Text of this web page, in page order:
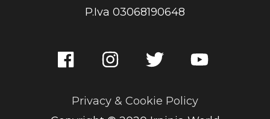
P.Iva 03068190648
Privacy & Cookie Policy